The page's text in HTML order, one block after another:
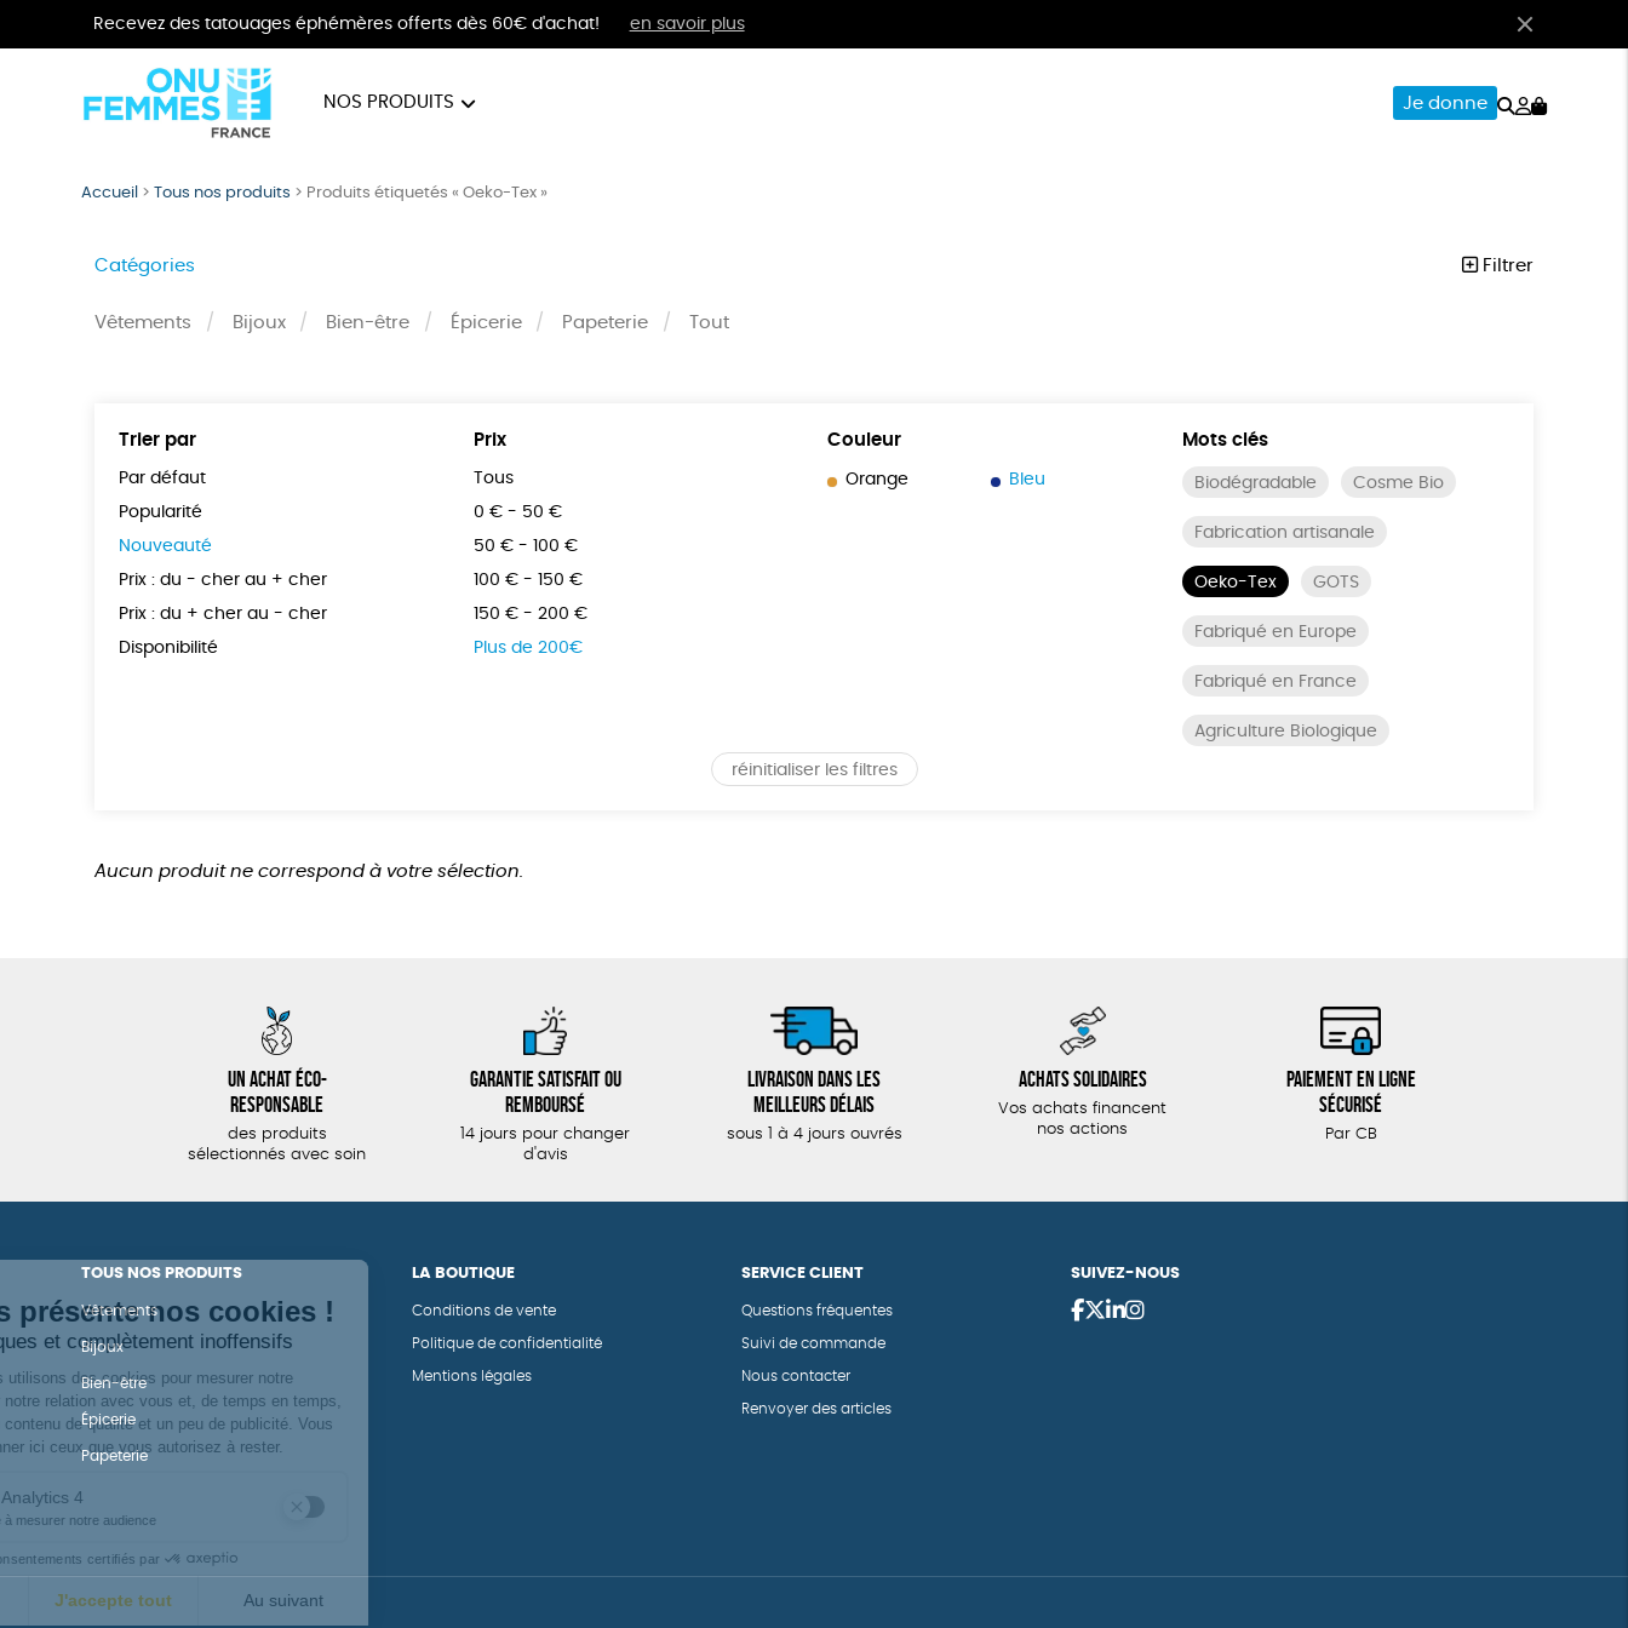
Recevez des tatouages éphémères offerts dès 60€ d'achat! en savoir plus
NOS PRODUITS Je donne Rechercher
Mon
Accueil >Tous nos produits > Produits étiquetés « Oeko-Tex »
Catégories Filtrer
Vêtements Bijoux Bien-être Épicerie Papeterie Tout
Trier par
Par défaut
Popularité
Nouveauté
Prix : du - cher au + cher
Prix : du + cher au - cher
Disponibilité
Prix
Tous
0 € - 50 €
50 € - 100 €
100 € - 150 €
150 € - 200 €
Plus de 200€
Couleur
Orange Bleu
Mots clés
Biodégradable Cosme Bio
Fabrication artisanale
Oeko-Tex GOTS
Fabriqué en Europe
Fabriqué en France
Agriculture Biologique
réinitialiser les filtres
Aucun produit ne correspond à votre sélection.
Un achat éco-
responsable
des produits
sélectionnés avec soin
Garantie satisfait ou
remboursé
14 jours pour changer
d'avis
Livraison dans les
meilleurs délais
sous 1 à 4 jours ouvrés
Achats solidaires
Vos achats financent
nos actions
Paiement en ligne
sécurisé
Par CB
TOUS NOS PRODUITS
Vêtements
Bijoux
Bien-être
Épicerie
Papeterie
LA BOUTIQUE
Conditions de vente
Politique de confidentialité
Mentions légales
SERVICE CLIENT
Questions fréquentes
Suivi de commande
Nous contacter
Renvoyer des articles
SUIVEZ-NOUS